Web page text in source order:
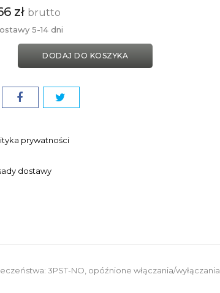
zł brutto
5-14 dni
DODAJ DO KOSZYKA
prywatności
dostawy
3PST-NO, opóźnione włączania/wyłączania,